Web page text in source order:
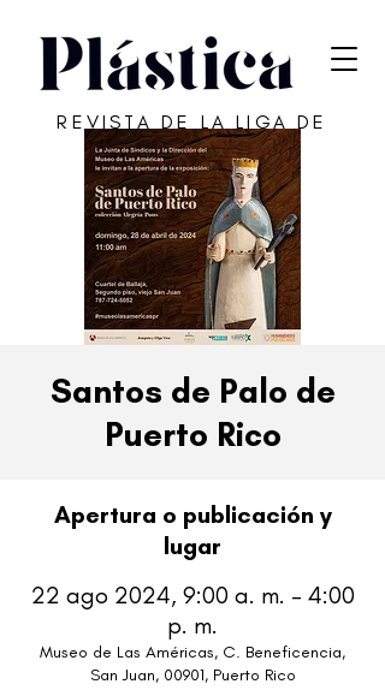
REVISTA DE LA LIGA DE
ARTE DE SAN JUAN
Santos de Palo de
Puerto Rico
Apertura o publicación y
lugar
22 ago 2024, 9:00 a. m. – 4:00
p. m.
Museo de Las Américas, C. Beneficencia,
San Juan, 00901, Puerto Rico